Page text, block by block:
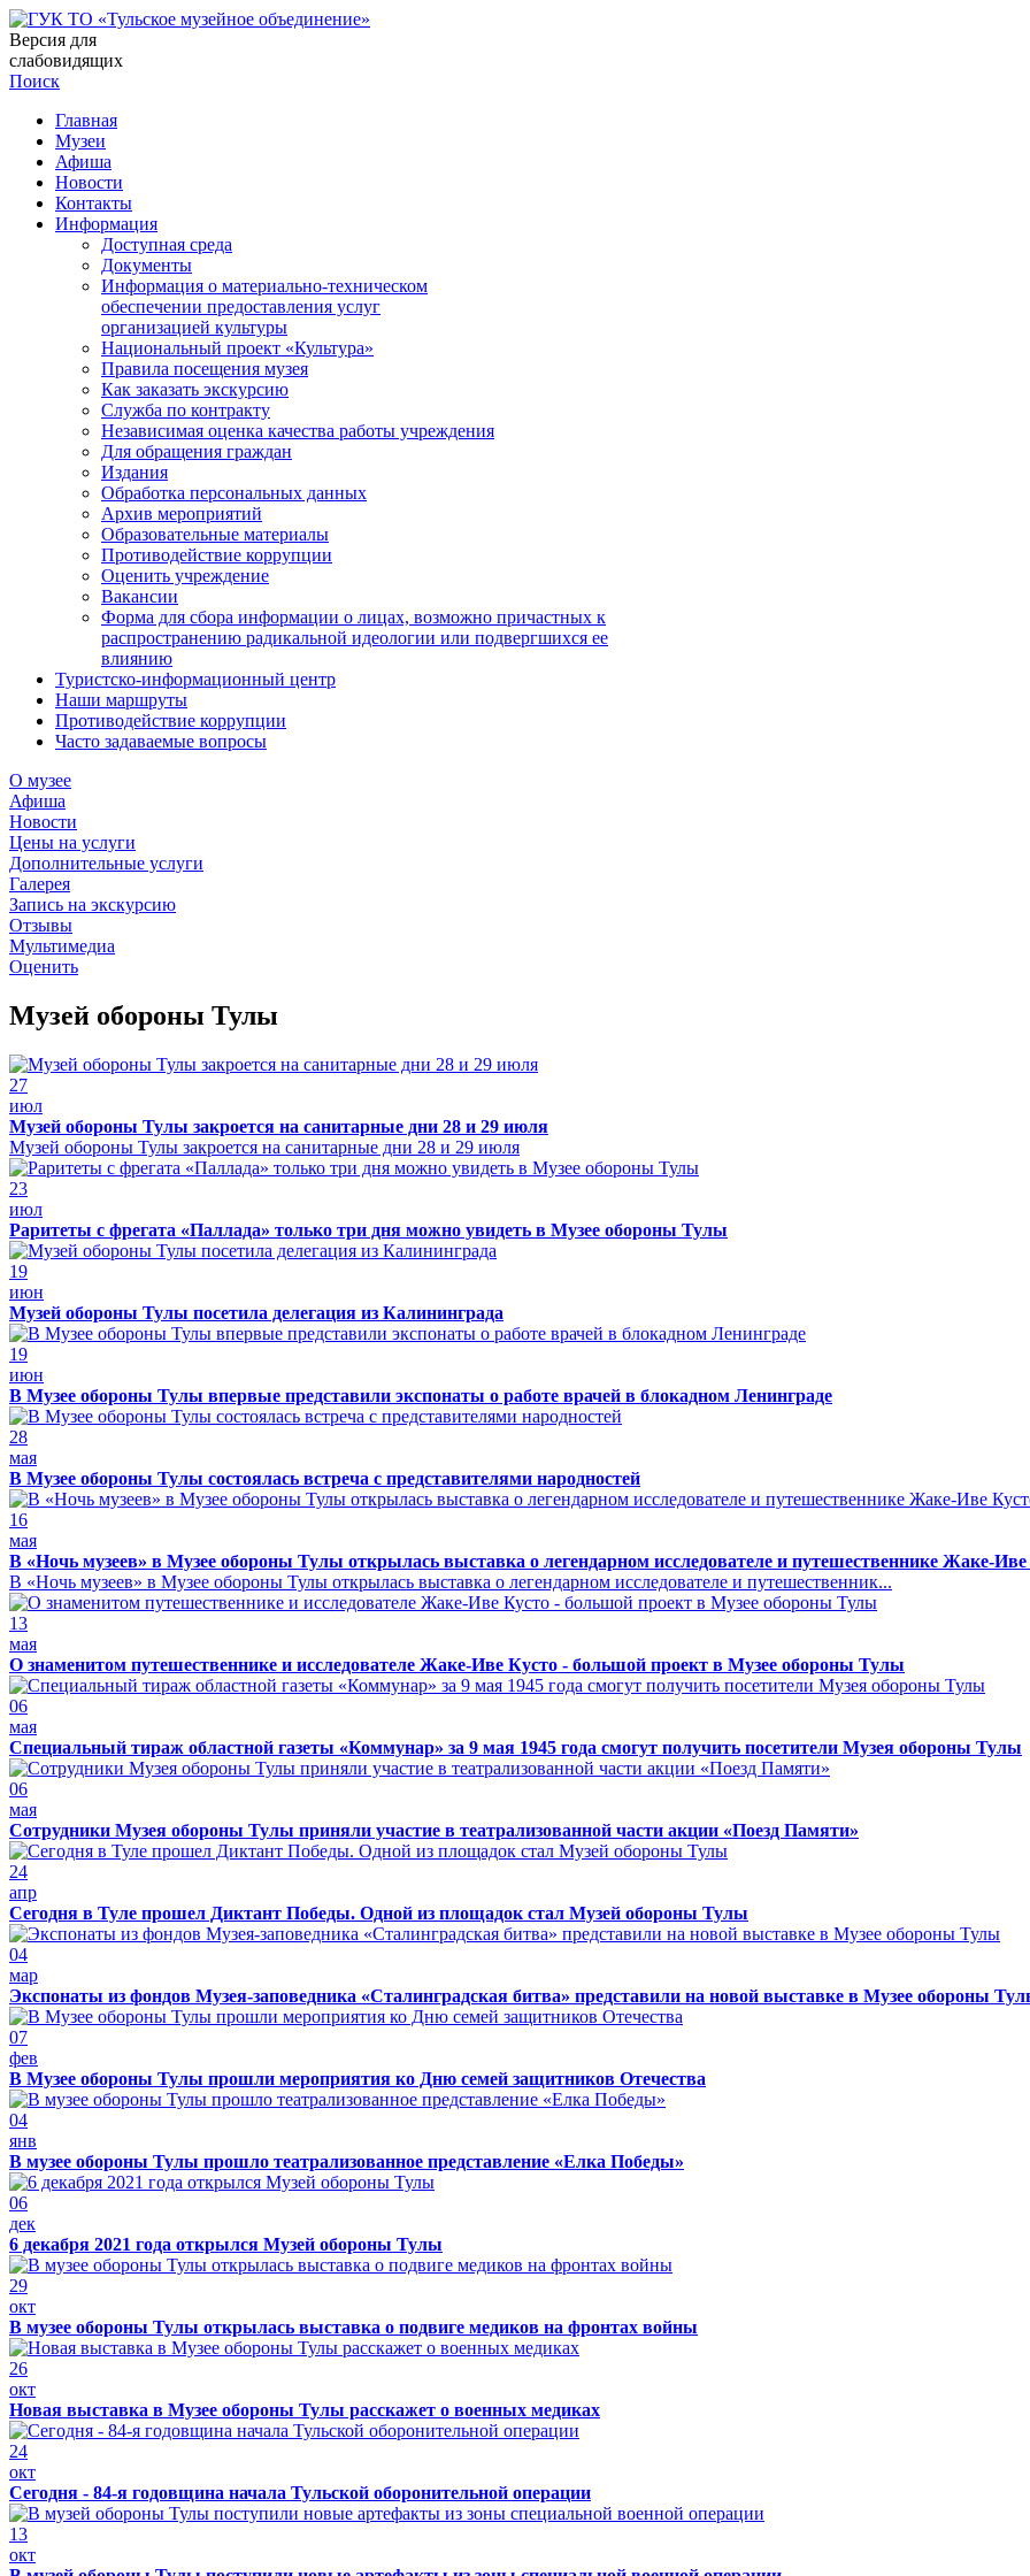
Версия для
слабовидящих
Поиск
Главная
Музеи
Афиша
Новости
Контакты
Информация
Доступная среда
Документы
Информация о материально-техническом
обеспечении предоставления услуг
организацией культуры
Национальный проект «Культура»
Правила посещения музея
Как заказать экскурсию
Служба по контракту
Независимая оценка качества работы учреждения
Для обращения граждан
Издания
Обработка персональных данных
Архив мероприятий
Образовательные материалы
Противодействие коррупции
Оценить учреждение
Вакансии
Форма для сбора информации о лицах, возможно причастных к
распространению радикальной идеологии или подвергшихся ее
влиянию
Туристско-информационный центр
Наши маршруты
Противодействие коррупции
Часто задаваемые вопросы
О музее
Афиша
Новости
Цены на услуги
Дополнительные услуги
Галерея
Запись на экскурсию
Отзывы
Мультимедиа
Оценить
Музей обороны Тулы
27
июл
Музей обороны Тулы закроется на санитарные дни 28 и 29 июля
Музей обороны Тулы закроется на санитарные дни 28 и 29 июля
23
июл
Раритеты с фрегата «Паллада» только три дня можно увидеть в Музее обороны Тулы
19
июн
Музей обороны Тулы посетила делегация из Калининграда
19
июн
В Музее обороны Тулы впервые представили экспонаты о работе врачей в блокадном Ленинграде
28
мая
В Музее обороны Тулы состоялась встреча с представителями народностей
16
мая
В «Ночь музеев» в Музее обороны Тулы открылась выставка о легендарном исследователе и путешественнике Жаке-
В «Ночь музеев» в Музее обороны Тулы открылась выставка о легендарном исследователе и путешественник...
13
мая
О знаменитом путешественнике и исследователе Жаке-Иве Кусто - большой проект в Музее обороны Тулы
06
мая
Специальный тираж областной газеты «Коммунар» за 9 мая 1945 года смогут получить посетители Музея обороны Тулы
06
мая
Сотрудники Музея обороны Тулы приняли участие в театрализованной части акции «Поезд Памяти»
24
апр
Сегодня в Туле прошел Диктант Победы. Одной из площадок стал Музей обороны Тулы
04
мар
Экспонаты из фондов Музея-заповедника «Сталинградская битва» представили на новой выставке в Музее обороны
07
фев
В Музее обороны Тулы прошли мероприятия ко Дню семей защитников Отечества
04
янв
В музее обороны Тулы прошло театрализованное представление «Елка Победы»
06
дек
6 декабря 2021 года открылся Музей обороны Тулы
29
окт
В музее обороны Тулы открылась выставка о подвиге медиков на фронтах войны
26
окт
Новая выставка в Музее обороны Тулы расскажет о военных медиках
24
окт
Сегодня - 84-я годовщина начала Тульской оборонительной операции
13
окт